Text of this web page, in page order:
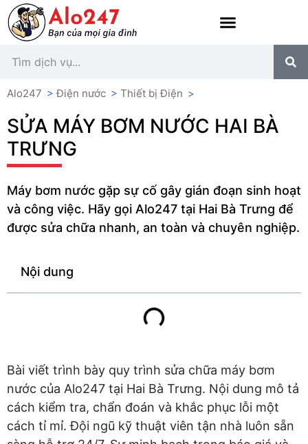
Alo247 >Điện nước > Thiết bị Điện >
SỬA MÁY BƠM NƯỚC HAI BÀ
TRƯNG
Máy bơm nước gặp sự cố gây gián đoạn sinh hoạt
và công việc. Hãy gọi Alo247 tại Hai Bà Trưng để
được sửa chữa nhanh, an toàn và chuyên nghiệp.
Nội dung
Bài viết trình bày quy trình sửa chữa máy bơm
nước của Alo247 tại Hai Bà Trưng. Nội dung mô tả
cách kiểm tra, chẩn đoán và khắc phục lỗi một
cách tỉ mỉ. Đội ngũ kỹ thuật viên tận nhà luôn sẵn